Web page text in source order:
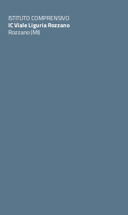
ISTITUTO COMPRENSIVO
IC Viale Liguria Rozzano
Rozzano (MI)